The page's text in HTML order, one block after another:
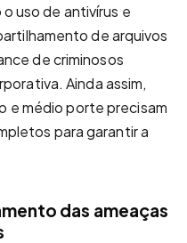
uso de antivírus e
de arquivos
de criminosos
Ainda assim,
e médio porte precisam
para garantir a
das ameaças